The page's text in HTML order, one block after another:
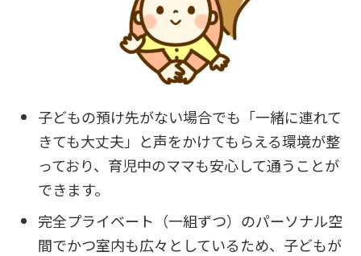
子どもの預け先がない場合でも「一緒に連れて
きても大丈夫」と声をかけてもらえる環境が整
っており、育児中のママも安心して通うことが
できます。
完全プライベート（一組ずつ）のパーソナル空
間でかつ室内も広々としているため、子どもが